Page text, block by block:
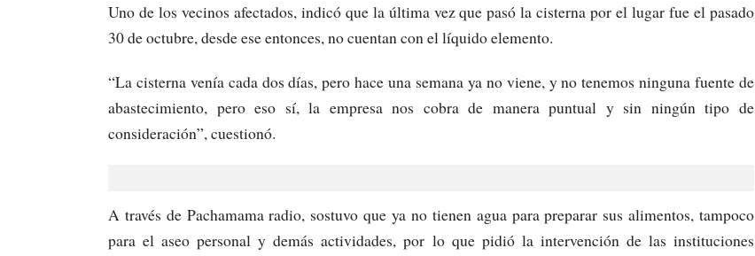
Uno de los vecinos afectados, indicó que la última vez que pasó la cisterna por el lugar fue el pasado
30 de octubre, desde ese entonces, no cuentan con el líquido elemento.
“La cisterna venía cada dos días, pero hace una semana ya no viene, y no tenemos ninguna fuente de
abastecimiento, pero eso sí, la empresa nos cobra de manera puntual y sin ningún tipo de
consideración”, cuestionó.
A través de Pachamama radio, sostuvo que ya no tienen agua para preparar sus alimentos, tampoco
para el aseo personal y demás actividades, por lo que pidió la intervención de las instituciones